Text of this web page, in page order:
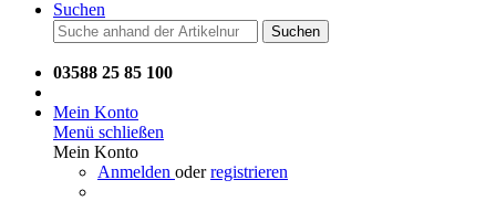
Suchen
Suchen
03588 25 85 100
Mein Konto
Menü schließen
Mein Konto
Anmelden oderregistrieren